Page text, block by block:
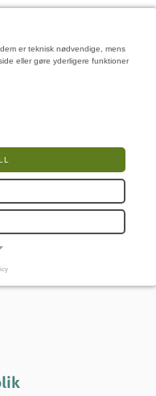
er teknisk nødvendige, mens
eller gøre yderligere funktioner